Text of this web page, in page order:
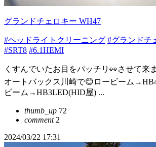
グランドチェロキー WH47
#ヘッドライトクリーニング #グランドチ
#SRT8 #6.1HEMI
くすんでいたお目をパッチリ👀させて来
オートバックス川崎で😊ロービーム
ビーム→HB3LED(HID屋) ...
thumb_up 72
comment2
2024/03/22 17:31